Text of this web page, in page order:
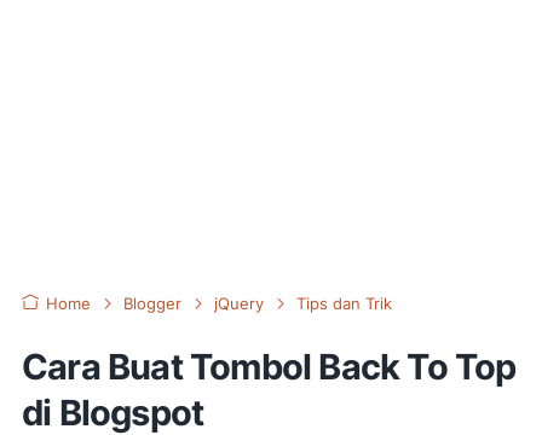
Home Blogger jQuery Tips dan Trik
Cara Buat Tombol Back To Top
di Blogspot